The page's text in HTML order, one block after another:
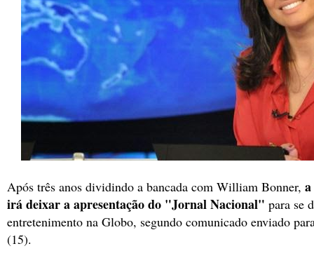
Após três anos dividindo a bancada com William Bonner,
irá deixar a apresentação do "Jornal Nacional" para se
entretenimento na Globo, segundo comunicado enviado
(15).